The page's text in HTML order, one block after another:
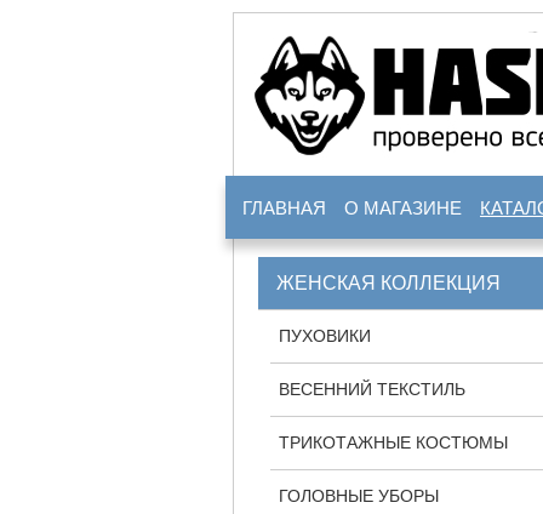
ГЛАВНАЯ О МАГАЗИНЕ
ЖЕНСКАЯ КОЛЛЕКЦИЯ
ПУХОВИКИ
ВЕСЕННИЙ ТЕКСТИЛЬ
ТРИКОТАЖНЫЕ КОСТЮМЫ
ГОЛОВНЫЕ УБОРЫ